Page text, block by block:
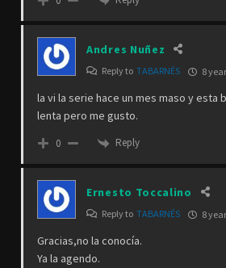
Andres Nuñez
Reply to TABARNÉS 8
la vi la serie hace un mes maso y esta
lenta pero me gusto.
0 Reply
Ernesto Toccalino
Reply to TABARNÉS 8
Gracias,no la conocía.
Ya la agendo.